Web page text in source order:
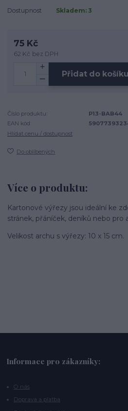
Dostupnost Skladem: 3
75 Kč
62 Kč bez DPH
Přidat do košíku
Číslo produktu:
P13-BAB44
EAN kód:
Hlídat cenu / dostupnost
Do oblíbených
Více o produktu:
Kartonové výřezy jsou ideální ke
stránek, přáníček, deníků nebo pro
Velikost archu s výřezy: 10 x 15 cm.
Informace pro zákazníky:
O nás
Doprava a platba